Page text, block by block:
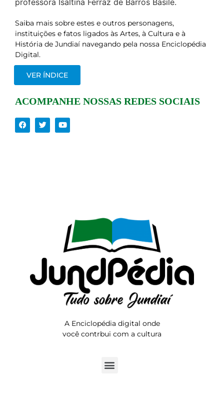
professora Isaltina Ferraz de Barros Basile.
Saiba mais sobre estes e outros personagens,
instituições e fatos ligados às Artes, à Cultura e à
História de Jundiaí navegando pela nossa Enciclopédia
Digital.
VER ÍNDICE
ACOMPANHE NOSSAS REDES SOCIAIS
A Enciclopédia digital onde
você contrbui com a cultura